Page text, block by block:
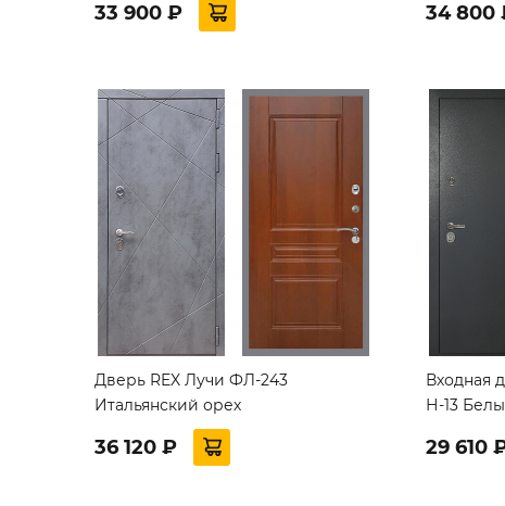
33 900 ₽ 34 800
Дверь REX Лучи ФЛ-243
Итальянский орех
36 120 ₽
Входная
Н-13
29 610